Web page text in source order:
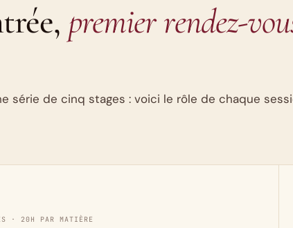
premier rendez-
série de cinq stages : voici le rôle de chaque
· 20H PAR MATIÈRE